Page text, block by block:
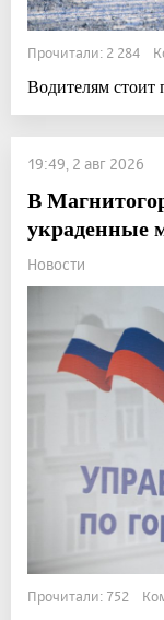
Прочитали: 2 284
Водителям стоит
19:49, 2 авг 2026
В
украденные
Новости
Прочитали: 752